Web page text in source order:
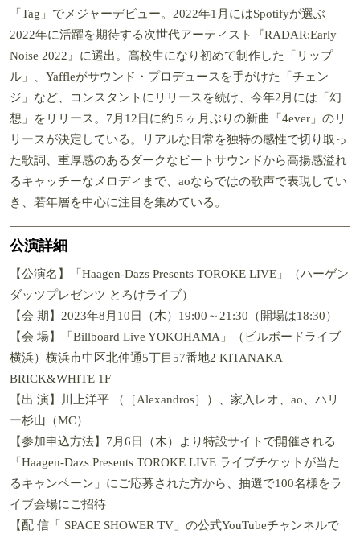
「Tag」でメジャーデビュー。2022年1月にはSpotifyが選ぶ
2022年に活躍を期待する次世代アーティスト『RADAR:Early
Noise 2022』に選出。高校生になり初めて制作した「リップ
ル」、Yaffleがサウンド・プロデュースを手がけた「チェン
ジ」など、コンスタントにリリースを続け、今年2月には「幻
想」をリリース。7月12日に約５ヶ月ぶりの新曲「4ever」のリ
リースが決定している。リアルな日常を独特の感性で切り取っ
た歌詞、重厚感のあるダークなビートサウンドから高揚感溢れ
るキャッチーなメロディまで、aoならではの歌声で表現してい
き、若年層を中心に注目を集めている。
公演詳細
【公演名】「Haagen-Dazs Presents TOROKE LIVE」（ハーゲン
ダッツプレゼンツ とろけライブ）
【会 期】2023年8月10日（木）19:00～21:30（開場は18:30）
【会 場】「Billboard Live YOKOHAMA」（ビルボードライブ
横浜）横浜市中区北仲通5丁目57番地2 KITANAKA
BRICK&WHITE 1F
【出 演】川上洋平 （［Alexandros］）、家入レオ、ao、ハリ
ー杉山（MC）
【参加申込方法】7月6日（木）より特設サイトで開催される
「Haagen-Dazs Presents TOROKE LIVE ライブチケットが当た
るキャンペーン」にご応募された方から、抽選で100名様をラ
イブ会場にご招待
【配 信「 SPACE SHOWER TV」の公式YouTubeチャンネルで